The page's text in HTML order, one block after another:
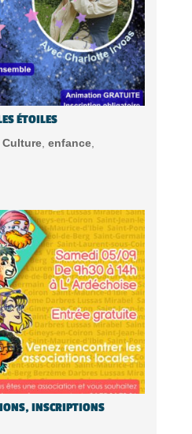
ÉTOILES
Culture, enfance,
INSCRIPTIONS